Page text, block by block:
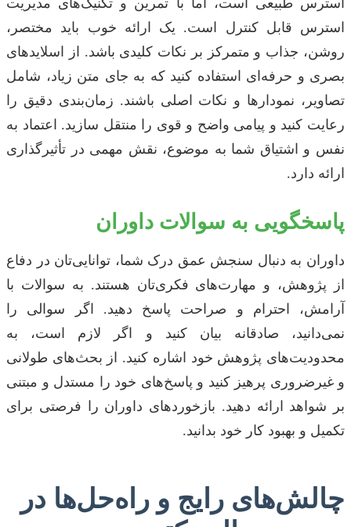
استرس قابل کنترل است. یک ارائه خوب باید مختصر،
روشن، جذاب و متمرکز بر نکات کلیدی باشد. از اسلایدهای
بصری و حرفه‌ای استفاده کنید که به جای متن زیاد، شامل
تصاویر، نمودارها و نکات اصلی باشند. زمان‌بندی دقیق را
رعایت کنید و پیامی واضح و قوی را منتقل سازید. اعتماد به
نفس و اشتیاق شما به موضوع، نقش مهمی در تأثیرگذاری
ارائه دارد.
پاسخگویی به سوالات داوران
داوران به دنبال سنجش عمق درک شما، توانایی‌تان در دفاع
از پژوهش، و مهارت‌های فکری‌تان هستند. به سوالات با
آرامش، احترام و صراحت پاسخ دهید. اگر سوالی را
نمی‌دانید، صادقانه بیان کنید و اگر لازم است، به
محدودیت‌های پژوهش خود اشاره کنید. از بحث‌های طولانی
و غیرضروری پرهیز کنید و پاسخ‌های خود را مستدل و مبتنی
بر شواهد ارائه دهید. بازخوردهای داوران را فرصتی برای
تکمیل و بهبود کار خود بدانید.
چالش‌های رایج و راه‌حل‌ها در